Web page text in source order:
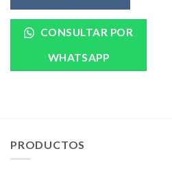
CONSULTAR POR
WHATSAPP
PRODUCTOS